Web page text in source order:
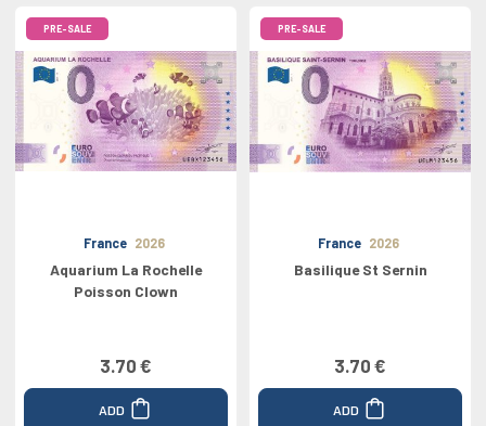
PRE-SALE
France 2026
Aquarium La Rochelle
Poisson Clown
3.70 €
ADD
PRE-SALE
France 2026
Basilique St Sernin
3.70 €
ADD